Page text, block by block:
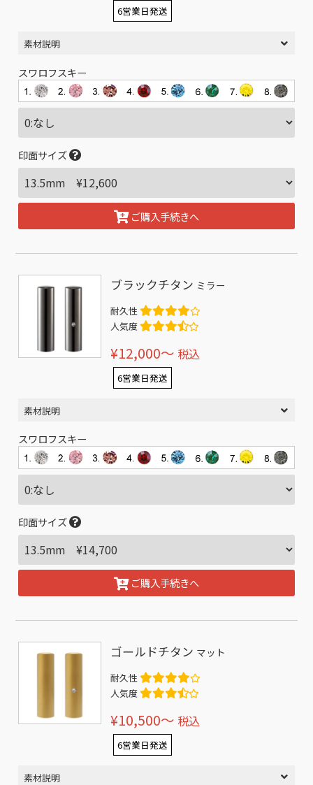
6営業日発送
素材説明
スワロフスキー
印面サイズ
ご購入手続きへ
ブラックチタン ミラー
耐久性
人気度
¥12,000〜 税込
6営業日発送
素材説明
スワロフスキー
印面サイズ
ご購入手続きへ
ゴールドチタン マット
耐久性
人気度
¥10,500〜 税込
6営業日発送
素材説明